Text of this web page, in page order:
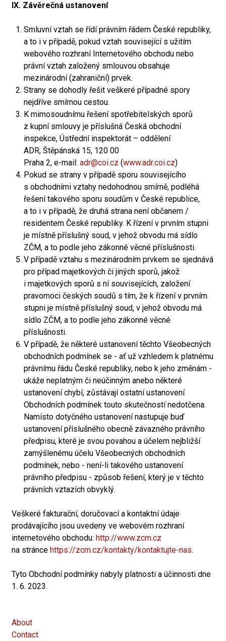
IX. Závěrečná ustanovení
Smluvní vztah se řídí právním řádem České republiky,
a to i v případě, pokud vztah související s užitím
webového rozhraní Internetového obchodu nebo
právní vztah založený smlouvou obsahuje
mezinárodní (zahraniční) prvek.
Strany se dohodly řešit veškeré případné spory
nejdříve smírnou cestou.
K mimosoudnímu řešení spotřebitelských sporů
z kupní smlouvy je příslušná Česká obchodní
inspekce, Ústřední inspektorát – oddělení
ADR, Štěpánská 15, 120 00
Praha 2, e-mail: adr@coi.cz (www.adr.coi.cz)
Pokud se strany v případě sporu souvisejícího
s obchodními vztahy nedohodnou smírně, podléhá
řešení takového sporu soudům v České republice,
a to i v případě, že druhá strana není občanem /
residentem České republiky. K řízení v prvním stupni
je místně příslušný soud, v jehož obvodu má sídlo
ZČM, a to podle jeho zákonné věcné příslušnosti.
V případě vztahu s mezinárodním prvkem se sjednává
pro případ majetkových či jiných sporů, jakož
i majetkových sporů s ní souvisejících, založení
pravomoci českých soudů s tím, že k řízení v prvním
stupni je místně příslušný soud, v jehož obvodu má
sídlo ZČM, a to podle jeho zákonné věcné
příslušnosti.
V případě, že některé ustanovení těchto Všeobecných
obchodních podmínek se - ať už vzhledem k platnému
právnímu řádu České republiky, nebo k jeho změnám -
ukáže neplatným či neúčinným anebo některé
ustanovení chybí, zůstávají ostatní ustanovení
Obchodních podmínek touto skutečností nedotčena.
Namísto dotyčného ustanovení nastupuje buď
ustanovení příslušného obecně závazného právního
předpisu, které je svou povahou a účelem nejbližší
zamýšlenému účelu Všeobecných obchodních
podmínek, nebo - není-li takového ustanovení
právního předpisu - způsob řešení, který je v těchto
právních vztazích obvyklý.
Veškeré fakturační, doručovací a kontaktní údaje
prodávajícího jsou uvedeny ve webovém rozhraní
internetového obchodu: http://www.zcm.cz
na stránce https://zcm.cz/kontakty/kontaktujte-nas.
Tyto Obchodní podmínky nabyly platnosti a účinnosti dne
1. 6. 2023.
About
Contact